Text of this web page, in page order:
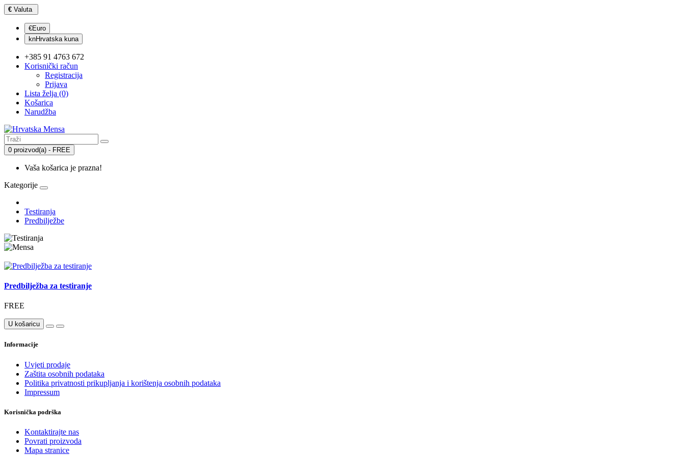
€ Valuta
€Euro
knHrvatska kuna
+385 91 4763 672
Korisnički račun
Registracija
Prijava
Lista želja (0)
Košarica
Narudžba
0 proizvod(a) - FREE
Vaša košarica je prazna!
Kategorije
Testiranja
Predbilježbe
Predbilježba za testiranje
FREE
U košaricu
Informacije
Uvjeti prodaje
Zaštita osobnih podataka
Politika privatnosti prikupljanja i korištenja osobnih podataka
Impressum
Korisnička podrška
Kontaktirajte nas
Povrati proizvoda
Mapa stranice